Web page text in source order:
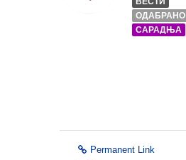
ОДАБРАНО
САРАДЊА
Permanent Link